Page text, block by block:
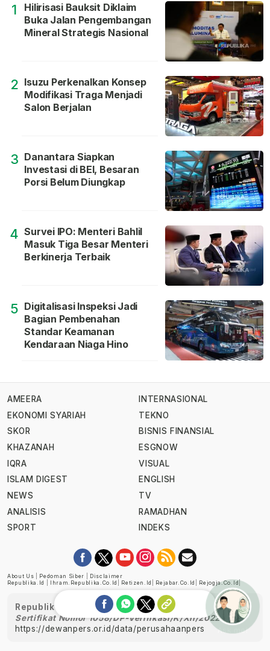
1
Hilirisasi Bauksit Diklaim
Buka Jalan Pengembangan
Mineral Strategis Nasional
2 Isuzu Perkenalkan Konsep
Modifikasi Traga Menjadi
Salon Berjalan
3 Danantara Siapkan
Investasi di BEI, Besaran
Porsi Belum Diungkap
4 Survei IPO: Menteri Bahlil
Masuk Tiga Besar Menteri
Berkinerja Terbaik
5 Digitalisasi Inspeksi Jadi
Bagian Pembenahan
Standar Keamanan
Kendaraan Niaga Hino
AMEERA
EKONOMI SYARIAH
SKOR
KHAZANAH
IQRA
ISLAM DIGEST
NEWS
ANALISIS
SPORT
INTERNASIONAL
TEKNO
BISNIS FINANSIAL
ESGNOW
VISUAL
ENGLISH
TV
RAMADHAN
INDEKS
About Us Pedoman Siber
Disclaimer
Republika.id
Ihram.republika.co.id Retizen.id Rejabar.co.id Rejogja.co.id
Republika telah diverifikasi oleh Dewan Pers
Sertifikat Nomor 1058/DP-Verifikasi/K/XII/2022
https://dewanpers.or.id/data/perusahaanpers
Ask me!